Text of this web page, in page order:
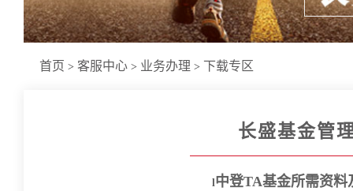
首页 > 客服中心 > 业务办理 > 下载专区
长盛基金管
l中登TA基金所需资料